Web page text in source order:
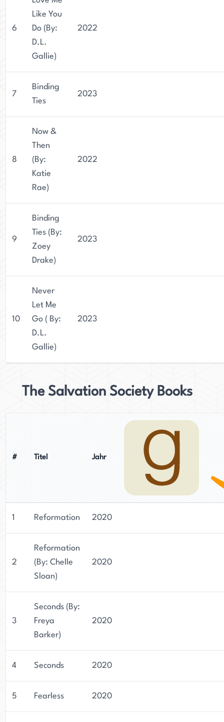
6
Like You
Do (By:
D.L.
Gallie)
2022
7
Binding
Ties
2023
8
Now &
Then
(By:
Katie
Rae)
2022
9
Binding
Ties (By:
Zoey
Drake)
2023
10
Never
Let Me
Go ( By:
D.L.
Gallie)
2023
The Salvation Society Books
# Titel Jahr
1 Reformation 2020
2
Reformation
(By: Chelle
Sloan)
2020
3
Seconds (By:
Freya
Barker)
2020
4 Seconds 2020
5 Fearless 2020